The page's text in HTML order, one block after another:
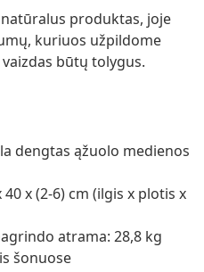
produktas, joje
kuriuos užpildome
būtų tolygus.
dengtas ąžuolo medienos
x (2-6) cm (ilgis x plotis x
atrama: 28,8 kg
šonuose